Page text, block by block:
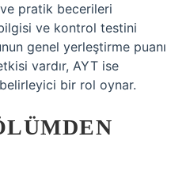
pratik becerileri
ve kontrol testini
genel yerleştirme puanı
vardır, AYT ise
bir rol oynar.